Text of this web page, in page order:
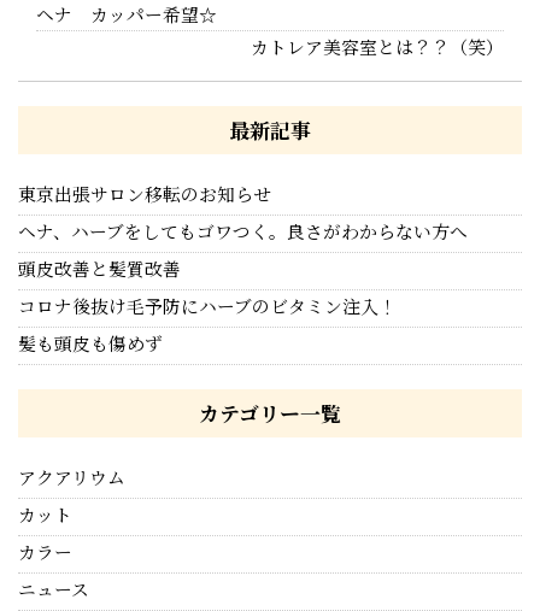
ヘナ カッパー希望☆
カトレア美容室とは？？（笑）
最新記事
東京出張サロン移転のお知らせ
ヘナ、ハーブをしてもゴワつく。良さがわからない方へ
頭皮改善と髪質改善
コロナ後抜け毛予防にハーブのビタミン注入！
髪も頭皮も傷めず
カテゴリー一覧
アクアリウム
カット
カラー
ニュース